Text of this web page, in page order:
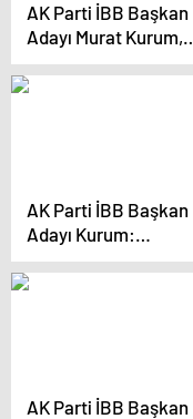
AK Parti İBB Başkan
Adayı Murat Kurum,
İstanbul’da
Vatandaşlarla Buluştu
AK Parti İBB Başkan
Adayı Kurum:
“İstanbul’da 650 bin
konutu 5 yıl içerisinde
AK Parti İBB Başkan